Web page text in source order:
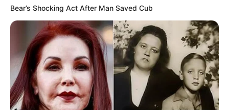
Bear’s Shocking Act After Man Saved Cub